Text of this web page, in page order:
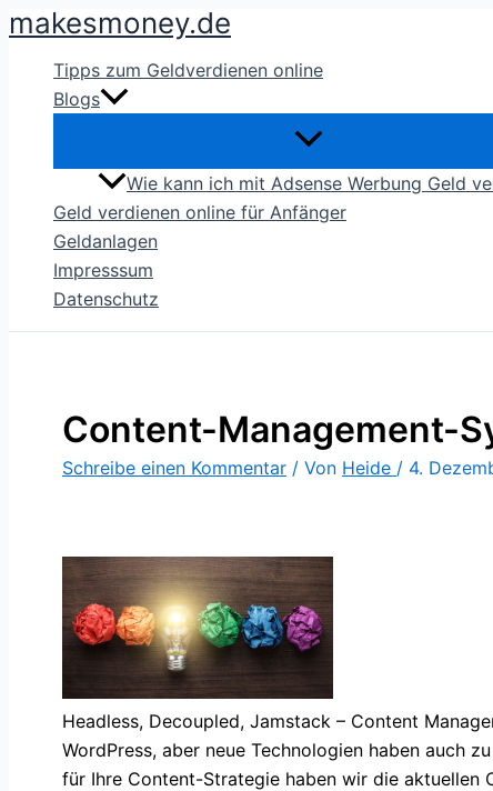
Zum
springen
makesmoney.de
Tipps zum Geldverdienen online
Blogs
Wie kann ich mit Adsense Werbung Geld
Geld verdienen online für Anfänger
Geldanlagen
Impresssum
Datenschutz
Content-Management-
Schreibe einen Kommentar / Von Heide / 4.
Headless, Decoupled, Jamstack – Content
WordPress, aber neue Technologien haben auch
für Ihre Content-Strategie haben wir die aktuellen